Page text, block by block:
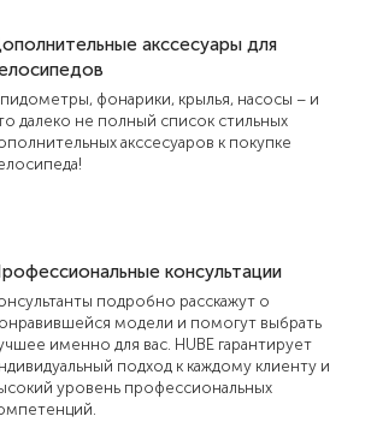
акссесуары для
велосипедов
фонарики, крылья, насосы – и
далеко не полный список стильных
акссесуаров к покупке
Профессиональные консультации
подробно расскажут о
модели и помогут выбрать
именно для вас. HUBE гарантирует
подход к каждому клиенту и
уровень профессиональных